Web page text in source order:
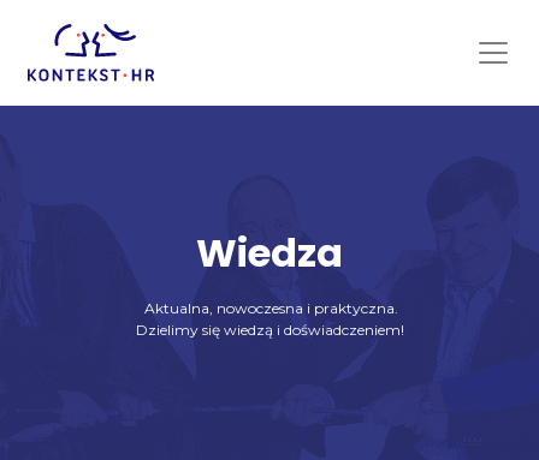
content
Wiedza
Aktualna, nowoczesna i praktyczna.
Dzielimy się wiedzą i doświadczeniem!